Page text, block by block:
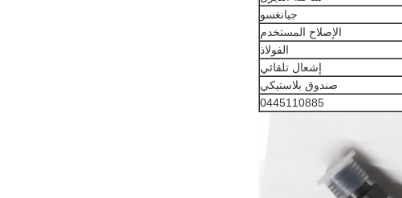
جيانغسو
الإصلاح المستخدم
الفولاذ
إشعال تلقائي
صندوق بلاستيكي
0445110885